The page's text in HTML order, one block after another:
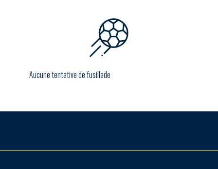
Aucune tentative de fusillade